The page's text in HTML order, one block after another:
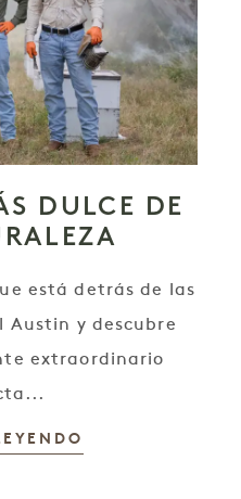
DULCE DE
está detrás de las
Austin y descubre
extraordinario